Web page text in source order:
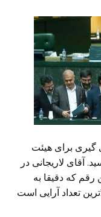
گیری برای هیئت
آقای لاریجانی در
این رقم که دقیقا به
تعداد آرایی است